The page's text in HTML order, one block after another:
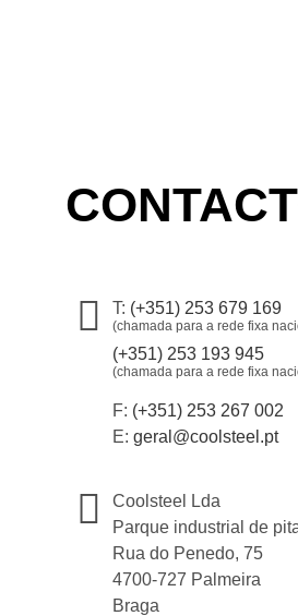
T: (+351) 253 679 169
(chamada para a rede fixa
(+351) 253 193 945
(chamada para a rede fixa
F: (+351) 253 267 002
E: geral@coolsteel.pt
Coolsteel Lda
Parque industrial de
Rua do Penedo, 75
4700-727 Palmeira
Braga